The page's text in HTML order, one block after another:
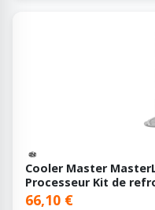
Cooler Master
Processeur Kit de
66,10 €